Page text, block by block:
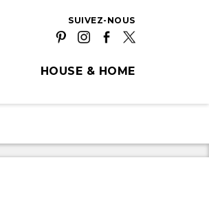
SUIVEZ-NOUS
HOUSE & HOME